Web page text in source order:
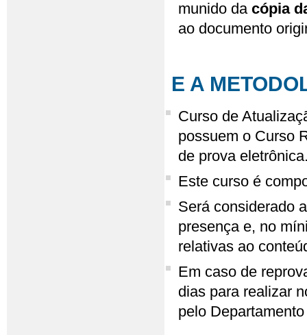
munido da cópia
ao documento
E A
Curso de
possuem o Curso
de prova
Este curso é
Será considerado
presença e, no
relativas ao
Em caso de
dias para realizar
pelo